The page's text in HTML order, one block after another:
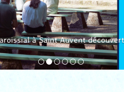
à Saint Auvent